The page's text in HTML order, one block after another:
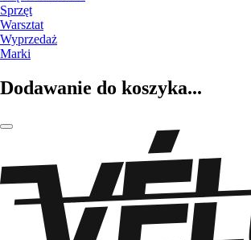
Sprzęt
Warsztat
Wyprzedaż
Marki
Dodawanie do koszyka...